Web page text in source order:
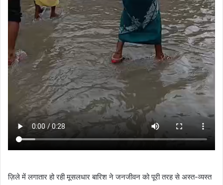
ज़िले में लगातार हो रही मूसलधार बारिश ने जनजीवन को पूरी तरह से अस्त-व्यस्त